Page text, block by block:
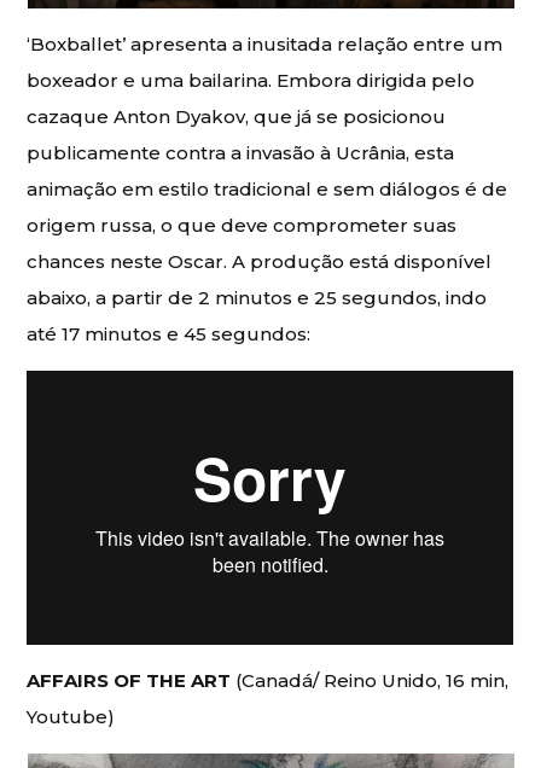
‘Boxballet’ apresenta a inusitada relação entre um
boxeador e uma bailarina. Embora dirigida pelo
cazaque Anton Dyakov, que já se posicionou
publicamente contra a invasão à Ucrânia, esta
animação em estilo tradicional e sem diálogos é de
origem russa, o que deve comprometer suas
chances neste Oscar. A produção está disponível
abaixo, a partir de 2 minutos e 25 segundos, indo
até 17 minutos e 45 segundos:
AFFAIRS OF THE ART (Canadá/ Reino Unido, 16 min,
Youtube)